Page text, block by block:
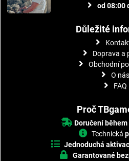
od 08:00
Důležité
Doprava a
Obchodní
O nás
FAQ
Proč
Doručení
Technická
Jednoduchá
Garantované